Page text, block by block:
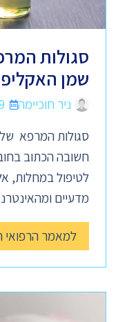
סגולות
שמן
ניר חוכיימה
סגולות המרפא
חשובה הכתוב
לטיפול במחלות,
מדעיים
למאמר הרפואי